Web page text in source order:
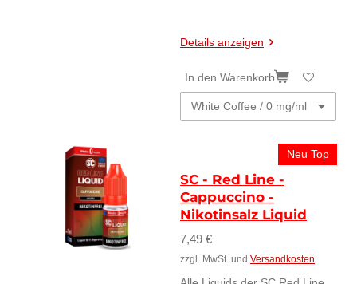
Details anzeigen
In den Warenkorb
Neu Top
SC - Red Line -
Cappuccino -
Nikotinsalz Liquid
7,49 €
zzgl. MwSt. und Versandkosten